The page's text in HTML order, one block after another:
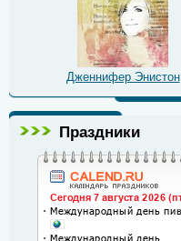
Дженнифер Энистон
Праздники